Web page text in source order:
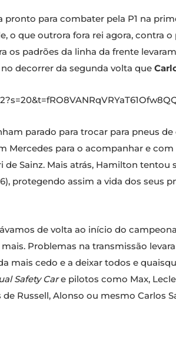
para combater pela P1 na
o que outrora fora rei agora, contra o
padrões da linha da frente
decorrer da segunda volta que
parado para trocar para pneus
para o acompanhar e
Sainz. Mais atrás, Hamilton
protegendo assim a vida dos seus
de volta ao início do
Problemas na transmissão
mais cedo e a deixar todos e
Safety Care pilotos como Max,
Russell, Alonso ou mesmo Carlos